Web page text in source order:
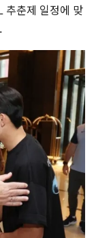
추춘제 일정에 맞